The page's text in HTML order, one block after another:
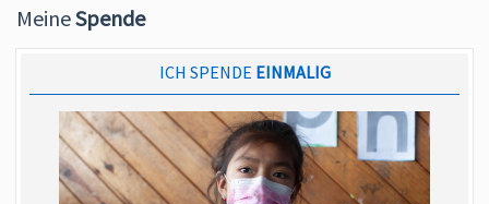
MeineSpende
ICH SPENDE EINMALIG